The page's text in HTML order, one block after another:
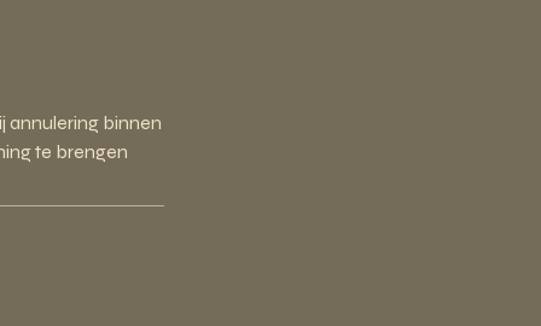
annulering binnen
te brengen